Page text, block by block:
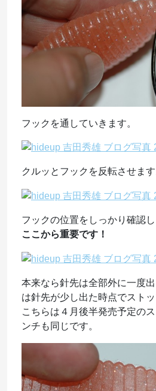
フックを通していきます。
クルッとフックを反転させます
フックの位置をしっかり確認し
ここから重要です！
本来なら針先は全部外に一度
は針先が少し出た時点でストッ
こちらは４月後半発売予定の
ンチも同じです。